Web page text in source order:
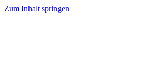
Zum Inhalt springen